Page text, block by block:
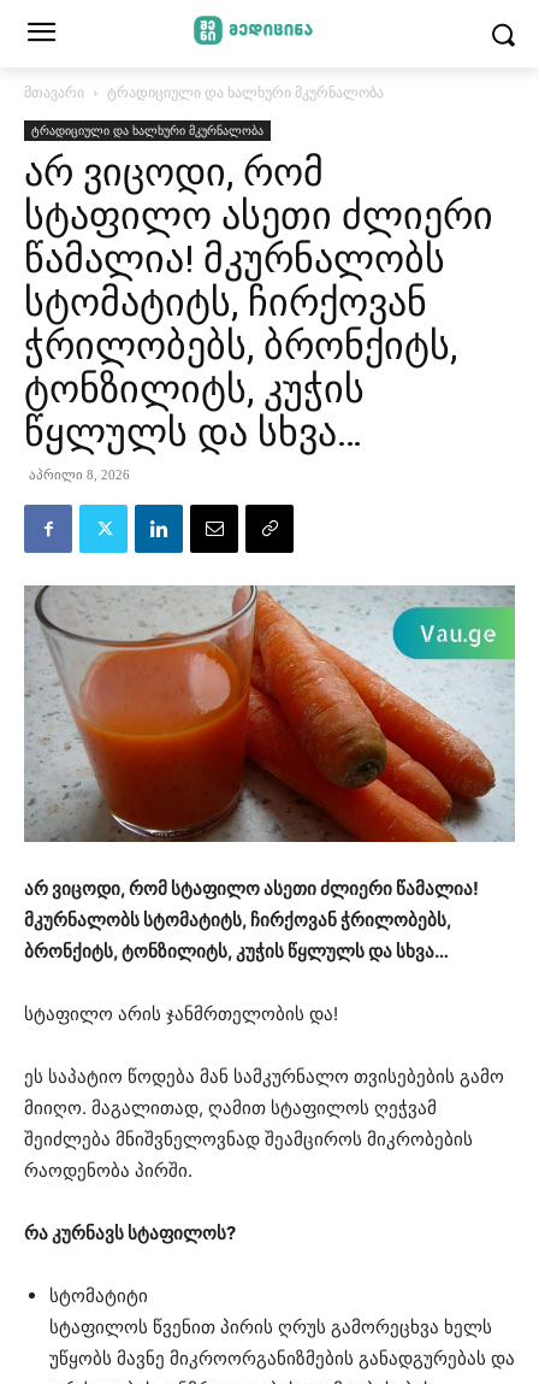
მთავარი ტრადიციული და ხალხური მკურნალობა
ტრადიციული და ხალხური მკურნალობა
არ ვიცოდი, რომ
სტაფილო ასეთი ძლიერი
წამალია! მკურნალობს
სტომატიტს, ჩირქოვან
ჭრილობებს, ბრონქიტს,
ტონზილიტს, კუჭის
წყლულს და სხვა…
აპრილი 8, 2026
არ ვიცოდი, რომ სტაფილო ასეთი ძლიერი წამალია!
მკურნალობს სტომატიტს, ჩირქოვან ჭრილობებს,
ბრონქიტს, ტონზილიტს, კუჭის წყლულს და სხვა…
სტაფილო არის ჯანმრთელობის და!
ეს საპატიო წოდება მან სამკურნალო თვისებების გამო
მიიღო. მაგალითად, ღამით სტაფილოს ღეჭვამ
შეიძლება მნიშვნელოვნად შეამციროს მიკრობების
რაოდენობა პირში.
რა კურნავს სტაფილოს?
სტომატიტი
სტაფილოს წვენით პირის ღრუს გამორეცხვა ხელს
უწყობს მავნე მიკროორგანიზმების განადგურებას და